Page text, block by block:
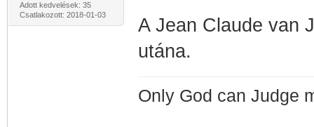
Adott kedvelések: 35
Csatlakozott: 2018-01-03
A Jean Claude van
utána.
Only God can Judge